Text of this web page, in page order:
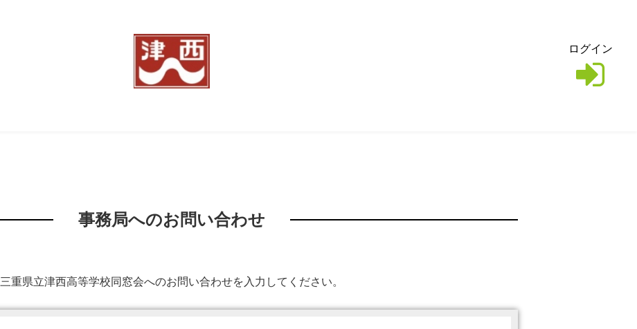
ログイン
事務局へのお問い合わせ
三重県立津西高等学校同窓会へのお問い合わせを入力してください。